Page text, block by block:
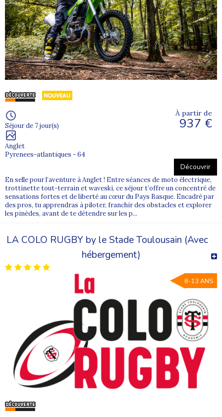
Séjour de 7 jour(s)
Anglet
Pyrenees-atlantiques - 64
À partir de
937 €
Découvrir
En selle pour l’aventure à Anglet ! Entre séances de moto électrique,
trottinette tout-terrain et waveski, ce séjour t’offre un concentré de
sensations fortes et de liberté au cœur du Pays Basque. Encadré par
des pros, tu apprendras à piloter, franchir des obstacles et explorer
les pinèdes, avant de te détendre sur les p...
LA COLO RUGBY by le Stade Toulousain (Avec
hébergement)
8-13 ANS